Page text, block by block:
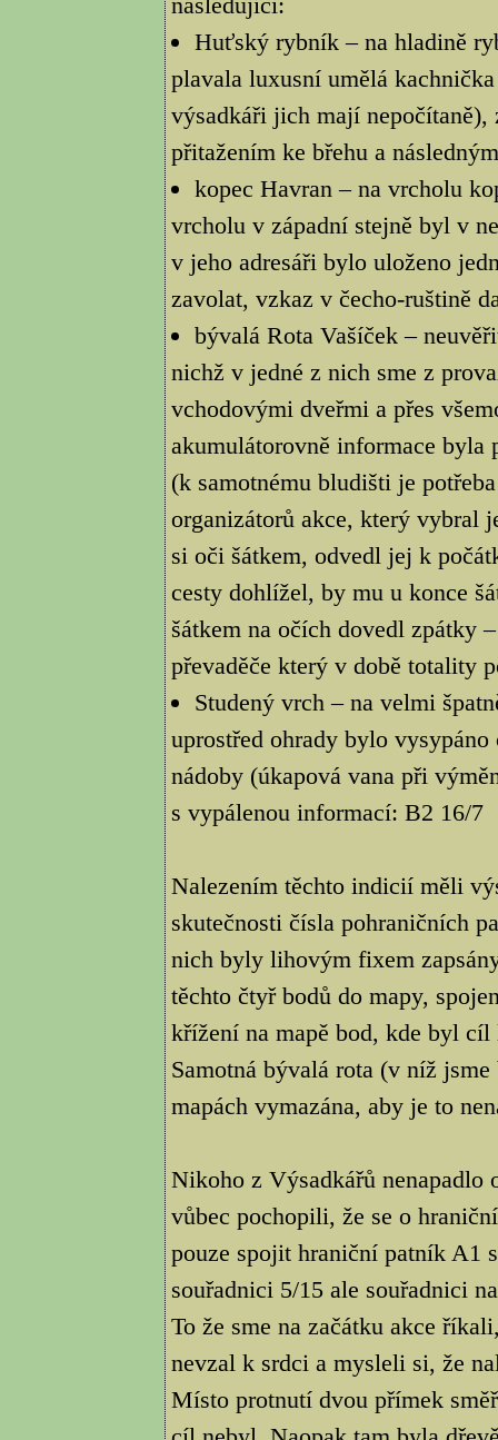
Huťský rybník – na hladině
plavala luxusní umělá
výsadkáři jich mají
přitažením ke břehu a
kopec Havran – na vrcholu
vrcholu v západní stejně byl v
v jeho adresáři bylo uloženo
zavolat, vzkaz v čecho-ruštině
bývalá Rota Vašíček –
nichž v jedné z nich sme z
vchodovými dveřmi a přes
akumulátorovně informace byla
(k samotnému bludišti je
organizátorů akce, který vybral
si oči šátkem, odvedl jej k
cesty dohlížel, by mu u konce
šátkem na očích dovedl zpátky
převaděče který v době totality
Studený vrch – na velmi
uprostřed ohrady bylo
nádoby (úkapová vana při
s vypálenou informací: B2 16/7
Nalezením těchto indicií měli
skutečnosti čísla pohraničních
nich byly lihovým fixem
těchto čtyř bodů do mapy,
křížení na mapě bod, kde byl cíl
Samotná bývalá rota (v níž
mapách vymazána, aby je to
Nikoho z Výsadkářů
vůbec pochopili, že se o
pouze spojit hraniční patník A1
souřadnici 5/15 ale souřadnici
To že sme na začátku akce
nevzal k srdci a mysleli si, že
Místo protnutí dvou přímek